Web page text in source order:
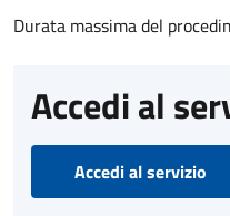
Durata massima del
Accedi al
Accedi al servizio